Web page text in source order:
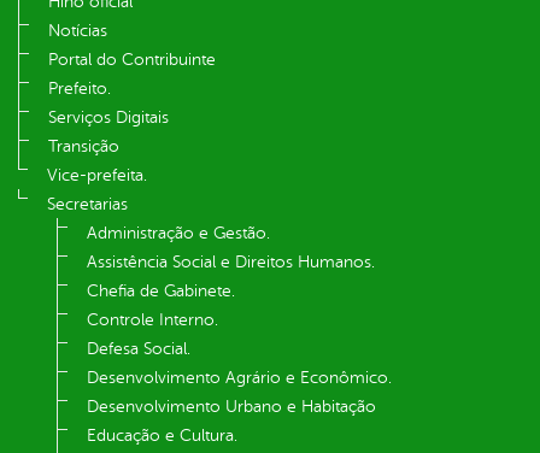
Notícias
Portal do Contribuinte
Prefeito.
Serviços Digitais
Transição
Vice-prefeita.
Secretarias
Administração e Gestão.
Assistência Social e Direitos Humanos.
Chefia de Gabinete.
Controle Interno.
Defesa Social.
Desenvolvimento Agrário e Econômico.
Desenvolvimento Urbano e Habitação
Educação e Cultura.